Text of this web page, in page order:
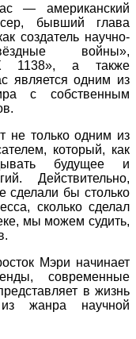
— американский
бывший глава
создатель научно-
войны»,
1138», а также
является одним из
c собственным
не только одним из
который, как
будущее и
Действительно,
сделали бы столько
сколько сделал
мы можем судить,
Мэри начинает
современные
в жизнь
жанра научной